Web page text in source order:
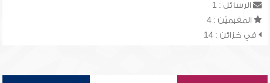
الرسائل : 1
المقيميّن : 4
في خزائن : 14